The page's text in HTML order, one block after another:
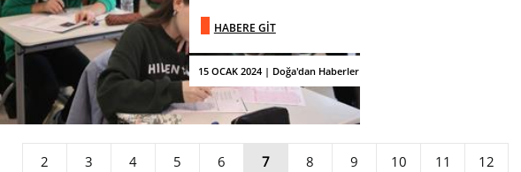
15 OCAK 2024 | Doğa'dan Haberler
HABERE GİT
2 3 4 5 6 7 8 9 10 11 12